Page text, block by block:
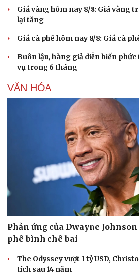
Giá vàng hôm nay 8/8: Giá vàng
lại tăng
Giá cà phê hôm nay 8/8: Giá cà
Buôn lậu, hàng giả diễn biến
vụ trong 6 tháng
VĂN HÓA
Phản ứng của Dwayne
phê bình chê bai
The Odyssey vượt 1 tỷ USD,
tích sau 14 năm